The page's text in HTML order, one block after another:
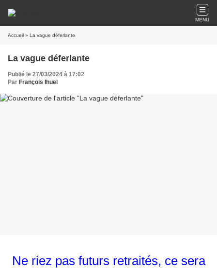
MENU
Accueil » La vague déferlante
La vague déferlante
Publié le 27/03/2024 à 17:02
Par François Ihuel
Ne riez pas futurs retraités, ce sera